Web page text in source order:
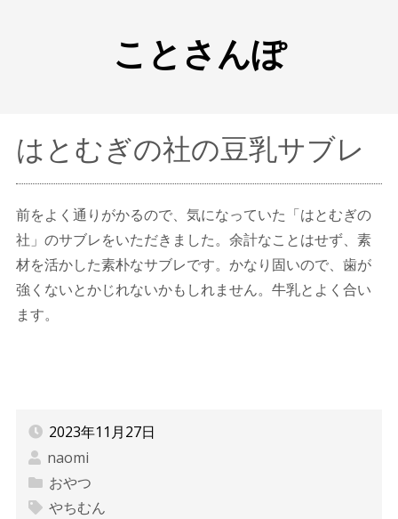
ことさんぽ
はとむぎの社の豆乳サブレ
前をよく通りがかるので、気になっていた「はとむぎの
社」のサブレをいただきました。余計なことはせず、素
材を活かした素朴なサブレです。かなり固いので、歯が
強くないとかじれないかもしれません。牛乳とよく合い
ます。
2023年11月27日
naomi
おやつ
やちむん